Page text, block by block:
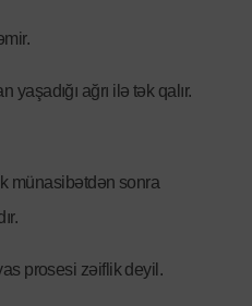
ağrı ilə tək qalır.
münasibətdən sonra
prosesi zəiflik deyil.